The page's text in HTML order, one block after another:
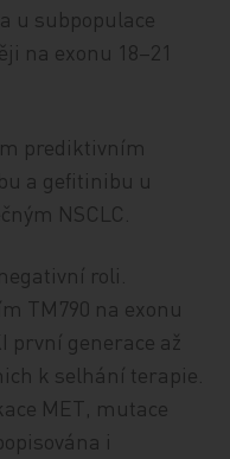
u subpopulace
na exonu 18–21
prediktivním
a gefitinibu u
NSCLC.
roli.
TM790 na exonu
první generace až
k selhání terapie.
MET, mutace
i